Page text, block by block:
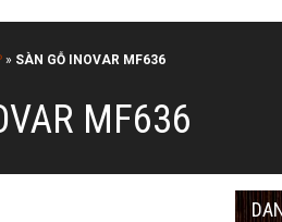
» SÀN GỖ INOVAR MF636
MF636